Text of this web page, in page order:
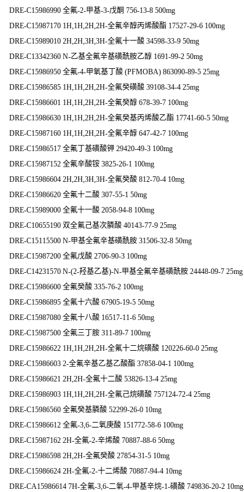
DRE-C15986990 全氟-2-甲基-3-戊酮 756-13-8 500mg
DRE-C15987170 1H,1H,2H,2H-全氟辛醇丙烯酸酯 17527-29-6 100mg
DRE-C15989010 2H,2H,3H,3H-全氟十一酸 34598-33-9 50mg
DRE-C13342360 N-乙基全氟辛基磺酰胺乙醇 1691-99-2 50mg
DRE-C15986950 全氟-4-甲氧基丁酸 (PFMOBA) 863090-89-5 25mg
DRE-C15986585 1H,1H,2H,2H-全氟癸磺酸 39108-34-4 25mg
DRE-C15986601 1H,1H,2H,2H-全氟癸醇 678-39-7 100mg
DRE-C15986630 1H,1H,2H,2H-全氟癸基丙烯酸乙酯 17741-60-5 50mg
DRE-C15987160 1H,1H,2H,2H-全氟辛醇 647-42-7 100mg
DRE-C15986517 全氟丁基磺酸钾 29420-49-3 100mg
DRE-C15987152 全氟辛酸铵 3825-26-1 100mg
DRE-C15986604 2H,2H,3H,3H-全氟癸酸 812-70-4 10mg
DRE-C15986620 全氟十二酸 307-55-1 50mg
DRE-C15989000 全氟十一酸 2058-94-8 100mg
DRE-C10655190 双全氟己基次膦酸 40143-77-9 25mg
DRE-C15115500 N-甲基全氟辛基磺酰胺 31506-32-8 50mg
DRE-C15987200 全氟戊酸 2706-90-3 100mg
DRE-C14231570 N-(2-羟基乙基)-N-甲基全氟辛基磺酰胺 24448-09-7 25mg
DRE-C15986600 全氟癸酸 335-76-2 100mg
DRE-C15986895 全氟十六酸 67905-19-5 50mg
DRE-C15987080 全氟十八酸 16517-11-6 50mg
DRE-C15987500 全氟三丁胺 311-89-7 100mg
DRE-C15986622 1H,1H,2H,2H-全氟十二烷磺酸 120226-60-0 25mg
DRE-C15986603 2-全氟辛基乙基乙酸酯 37858-04-1 100mg
DRE-C15986621 2H,2H-全氟十二酸 53826-13-4 25mg
DRE-C15986903 1H,1H,2H,2H-全氟己烷磺酸 757124-72-4 25mg
DRE-C15986560 全氟癸基膦酸 52299-26-0 10mg
DRE-C15986612 全氟-3,6-二氧庚酸 151772-58-6 100mg
DRE-C15987162 2H-全氟-2-辛烯酸 70887-88-6 50mg
DRE-C15986598 2H,2H-全氟癸酸 27854-31-5 10mg
DRE-C15986624 2H-全氟-2-十二烯酸 70887-94-4 10mg
DRE-CA15986614 7H-全氟-3,6-二氧-4-甲基辛烷-1-磺酸 749836-20-2 10mg